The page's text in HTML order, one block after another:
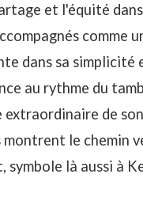
et l'équité
comme
dans sa simplicité
au rythme du
de
montrent le chemin
là aussi à